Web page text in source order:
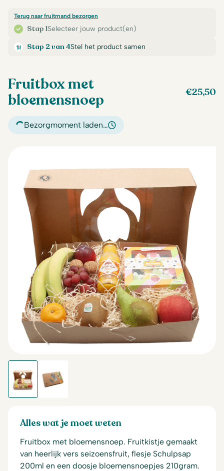
Stap 1Selecteer jouw product(en)
Terug naar fruitmand bezorgen
Stap 2 van 4Stel het product samen
Fruitbox met
bloemensnoep
€25,50
Bezorgmoment laden…
Alles wat je moet weten
Fruitbox met bloemensnoep. Fruitkistje gemaakt
van heerlijk vers seizoensfruit, flesje Schulpsap
200ml en een doosje bloemensnoepjes 210gram.